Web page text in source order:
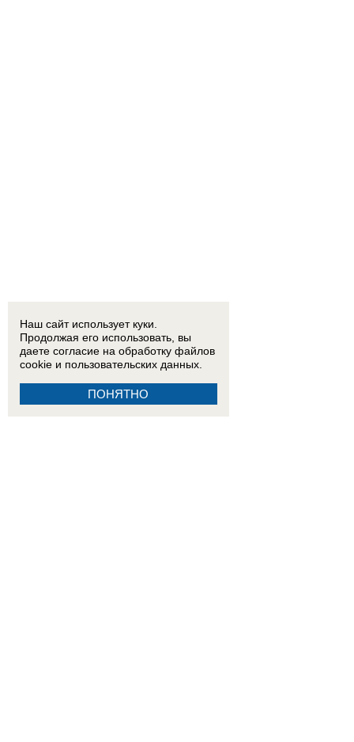
Наш сайт использует куки.
Продолжая его использовать, вы
даете согласие на обработку файлов
cookie и пользовательских данных.
ПОНЯТНО